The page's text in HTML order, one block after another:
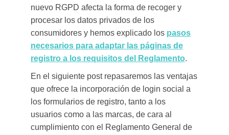
nuevo RGPD afecta la forma de recoger y
procesar los datos privados de los
consumidores y hemos explicado los pasos
necesarios para adaptar las páginas de
registro a los requisitos del Reglamento.
En el siguiente post repasaremos las ventajas
que ofrece la incorporación de login social a
los formularios de registro, tanto a los
usuarios como a las marcas, de cara al
cumplimiento con el Reglamento General de